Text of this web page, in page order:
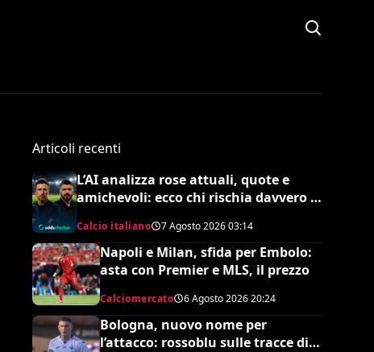
Articoli recenti
L’AI analizza rose attuali, quote e
amichevoli: ecco chi rischia davvero di
un’insospettabile
Calcio italiano 7 Agosto 202603:14
Napoli e Milan, sfida per Embolo:
asta con Premier e MLS, il prezzo
Calciomercato 6 Agosto 202620:24
Bologna, nuovo nome per
l’attacco: rossoblu sulle tracce di